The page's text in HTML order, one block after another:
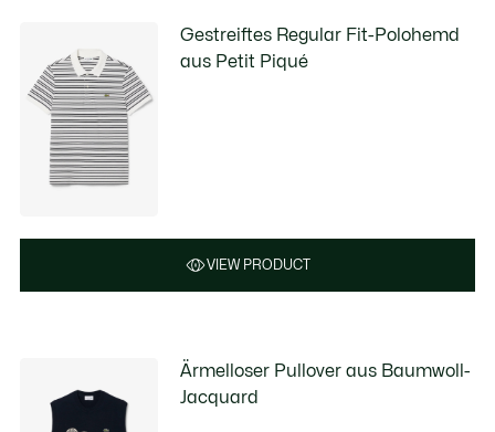
Gestreiftes Regular Fit-Polohemd
aus Petit Piqué
VIEW PRODUCT
Ärmelloser Pullover aus Baumwoll-
Jacquard